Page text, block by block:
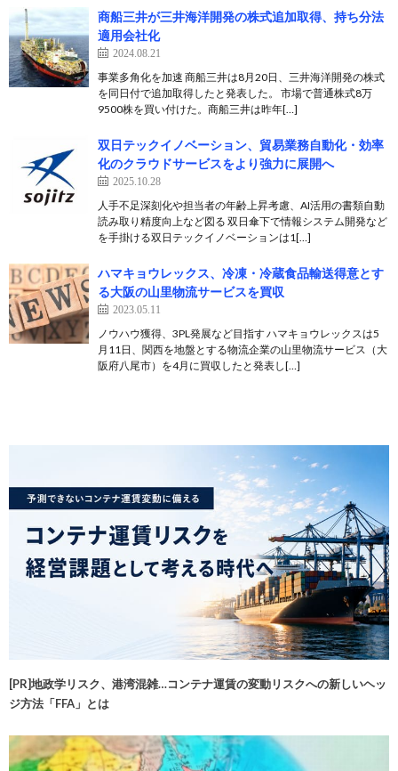
商船三井が三井海洋開発の株式追加取得、持ち分法
適用会社化
2024.08.21
事業多角化を加速 商船三井は8月20日、三井海洋開発の株式
を同日付で追加取得したと発表した。 市場で普通株式8万
9500株を買い付けた。商船三井は昨年[…]
双日テックイノベーション、貿易業務自動化・効率
化のクラウドサービスをより強力に展開へ
2025.10.28
人手不足深刻化や担当者の年齢上昇考慮、AI活用の書類自動
読み取り精度向上など図る 双日傘下で情報システム開発など
を手掛ける双日テックイノベーションは1[…]
ハマキョウレックス、冷凍・冷蔵食品輸送得意とす
る大阪の山里物流サービスを買収
2023.05.11
ノウハウ獲得、3PL発展など目指す ハマキョウレックスは5
月11日、関西を地盤とする物流企業の山里物流サービス（大
阪府八尾市）を4月に買収したと発表し[…]
[PR]地政学リスク、港湾混雑…コンテナ運賃の変動リスクへの新しいヘッ
ジ方法「FFA」とは